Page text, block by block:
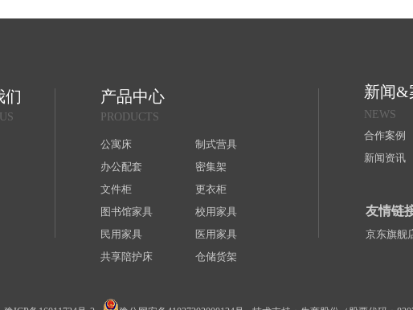
们 产品中心
PRODUCTS
公寓床
制式营具
办公配套
密集架
文件柜
更衣柜
图书馆家具
校用家具
民用家具
医用家具
共享陪护床
仓储货架
新闻&
NEWS
合作案例
新闻资讯
友情链
京东旗舰